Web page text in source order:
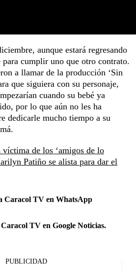
aunque estará regresando
para cumplir uno que otro contrato.
a llamar de la producción ‘Sin
que siguiera con su personaje,
cuando su bebé ya
por lo que aún no les ha
dedicarle mucho tiempo a su
de los ‘amigos de lo
Patiño se alista para dar el
Caracol TV en WhatsApp
Caracol TV en Google Noticias.
PUBLICIDAD